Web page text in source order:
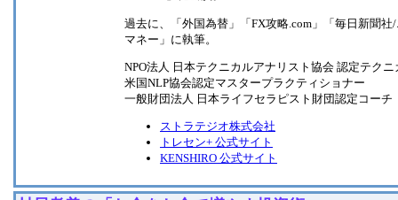
過去に、「外国為替」「FX攻略.com」「毎日新聞
マネー」に執筆。
NPO法人 日本テクニカルアナリスト協会 認定テク
米国NLP協会認定マスタープラクティショナー
一般財団法人 日本ライフセラピスト財団認定コーチ
ストラテジオ株式会社
トレセン+ 公式サイト
KENSHIRO 公式サイト